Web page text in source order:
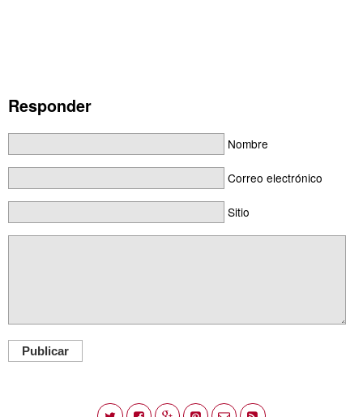
Responder
Nombre
Correo electrónico
Sitio
Publicar